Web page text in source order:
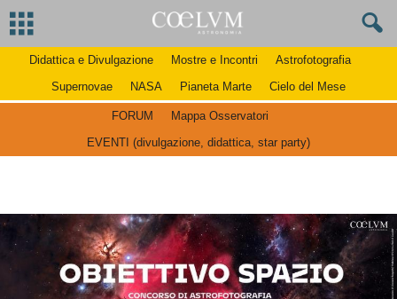
Didattica e Divulgazione Mostre e Incontri
Astrofotografia
Supernovae
NASA Pianeta Marte Cielo del Mese
FORUM
Mappa Osservatori
EVENTI (divulgazione, didattica, star party)